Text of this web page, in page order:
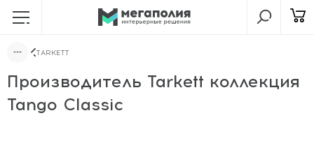
TARKETT
Производитель Tarkett коллекция
Tango Classic